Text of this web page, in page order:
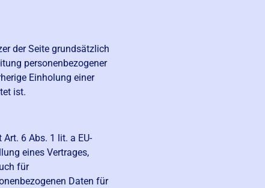
der Seite grundsätzlich
personenbezogener
Einholung einer
ist.
6 Abs. 1 lit. a EU-
eines Vertrages,
für
Daten für